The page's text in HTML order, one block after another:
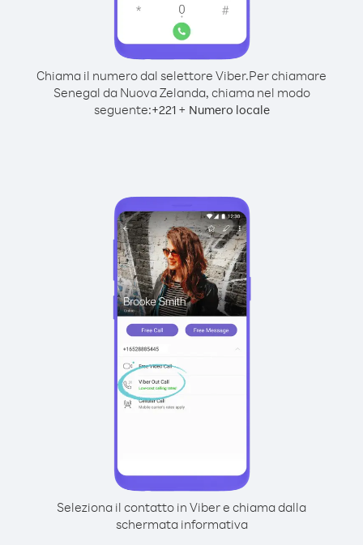
Chiama il numero dal selettore Viber.Per chiamare
Senegal da Nuova Zelanda, chiama nel modo
seguente:+221+ Numero locale
Seleziona il contatto in Viber e chiama dalla
schermata informativa